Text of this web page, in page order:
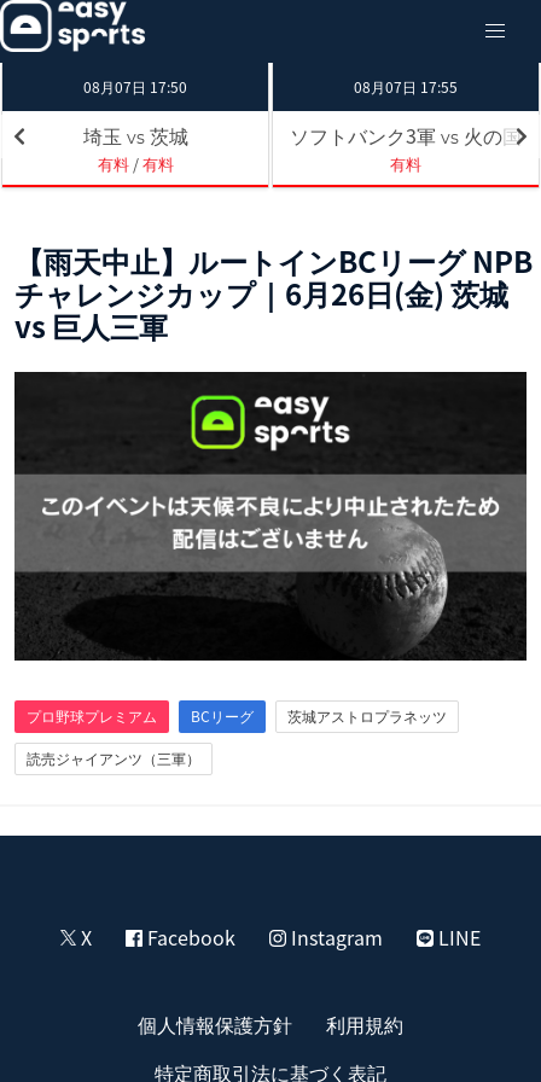
08月07日 17:50
埼玉 vs 茨城
有料/有料
08月07日 17:55
ソフトバンク3軍 vs 火の国
有料
【雨天中止】ルートインBCリーグ NPB
チャレンジカップ｜6月26日(金) 茨城
vs 巨人三軍
プロ野球プレミアム BCリーグ
茨城アストロプラネッツ
読売ジャイアンツ（三軍）
X Facebook Instagram LINE
個人情報保護方針
利用規約
特定商取引法に基づく表記